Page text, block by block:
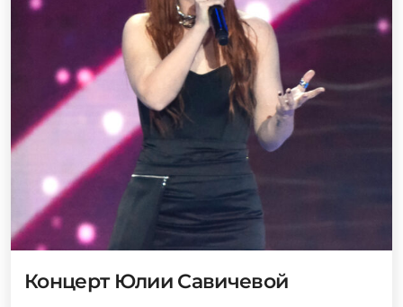
Концерт Юлии Савичевой